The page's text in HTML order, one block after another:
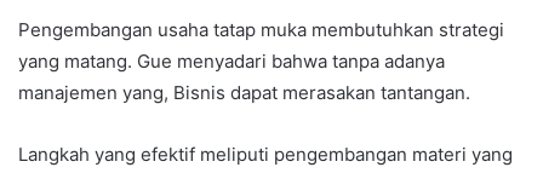
Pengembangan usaha tatap muka membutuhkan strategi
yang matang. Gue menyadari bahwa tanpa adanya
manajemen yang, Bisnis dapat merasakan tantangan.
Langkah yang efektif meliputi pengembangan materi yang